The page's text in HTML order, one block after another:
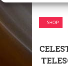
SHOP